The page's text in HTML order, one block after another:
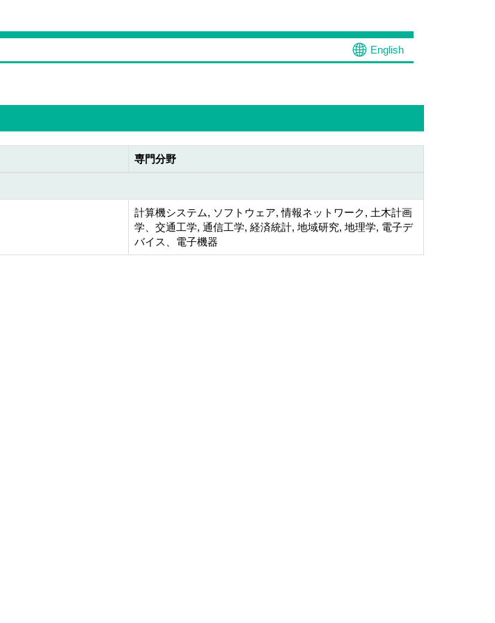
English
専門分野
計算機システム, ソフトウェア, 情報ネットワーク, 土木計画
学、交通工学, 通信工学, 経済統計, 地域研究, 地理学, 電子デ
バイス、電子機器